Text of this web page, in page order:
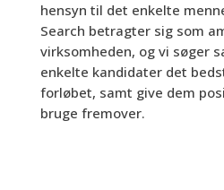
hensyn til det enkelte
Search betragter sig som
virksomheden, og vi søger
enkelte kandidater det
forløbet, samt give dem
bruge fremover.